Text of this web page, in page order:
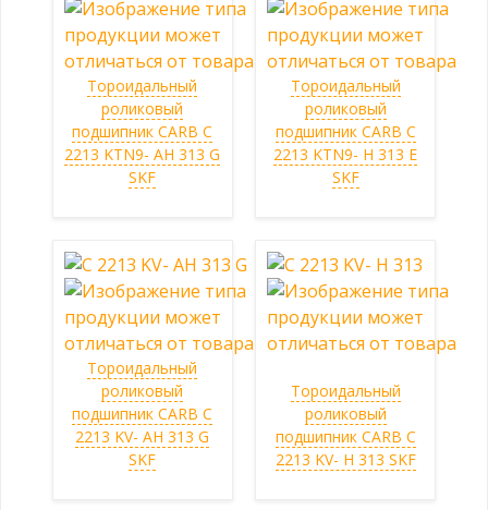
Тороидальный
роликовый
подшипник CARB C
2213 KTN9- AH 313 G
SKF
Тороидальный
роликовый
подшипник CARB C
2213 KTN9- H 313 E
SKF
Тороидальный
роликовый
подшипник CARB C
2213 KV- AH 313 G
SKF
Тороидальный
роликовый
подшипник CARB C
2213 KV- H 313 SKF